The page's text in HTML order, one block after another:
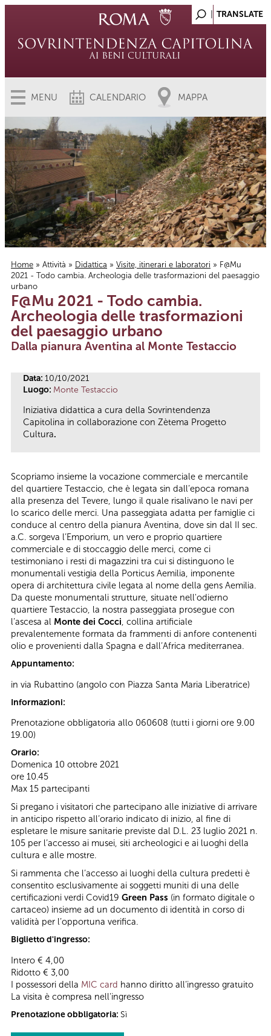
MENU CALENDARIO MAPPA
Tu sei qui
Home » Attività » Didattica » Visite, itinerari e laboratori » F@Mu
2021 - Todo cambia. Archeologia delle trasformazioni del paesaggio
urbano
F@Mu 2021 - Todo cambia.
Archeologia delle trasformazioni
del paesaggio urbano
Dalla pianura Aventina al Monte Testaccio
Data: 10/10/2021
Luogo: Monte Testaccio
Iniziativa didattica a cura della Sovrintendenza
Capitolina in collaborazione con Zètema Progetto
Cultura.
Scopriamo insieme la vocazione commerciale e mercantile
del quartiere Testaccio, che è legata sin dall’epoca romana
alla presenza del Tevere, lungo il quale risalivano le navi per
lo scarico delle merci. Una passeggiata adatta per famiglie ci
conduce al centro della pianura Aventina, dove sin dal II sec.
a.C. sorgeva l’Emporium, un vero e proprio quartiere
commerciale e di stoccaggio delle merci, come ci
testimoniano i resti di magazzini tra cui si distinguono le
monumentali vestigia della Porticus Aemilia, imponente
opera di architettura civile legata al nome della gens Aemilia.
Da queste monumentali strutture, situate nell'odierno
quartiere Testaccio, la nostra passeggiata prosegue con
l’ascesa al Monte dei Cocci, collina artificiale
prevalentemente formata da frammenti di anfore contenenti
olio e provenienti dalla Spagna e dall’Africa mediterranea.
Appuntamento:
in via Rubattino (angolo con Piazza Santa Maria Liberatrice)
Informazioni:
Prenotazione obbligatoria allo 060608 (tutti i giorni ore 9.00
19.00)
Orario:
Domenica 10 ottobre 2021
ore 10.45
Max 15 partecipanti
Si pregano i visitatori che partecipano alle iniziative di arrivare
in anticipo rispetto all’orario indicato di inizio, al fine di
espletare le misure sanitarie previste dal D.L. 23 luglio 2021 n.
105 per l’accesso ai musei, siti archeologici e ai luoghi della
cultura e alle mostre.
Si rammenta che l’accesso ai luoghi della cultura predetti è
consentito esclusivamente ai soggetti muniti di una delle
certificazioni verdi Covid19 Green Pass (in formato digitale o
cartaceo) insieme ad un documento di identità in corso di
validità per l’opportuna verifica.
Biglietto d'ingresso:
Intero € 4,00
Ridotto € 3,00
I possessori della MIC card hanno diritto all’ingresso gratuito
La visita è compresa nell'ingresso
Prenotazione obbligatoria: Sì